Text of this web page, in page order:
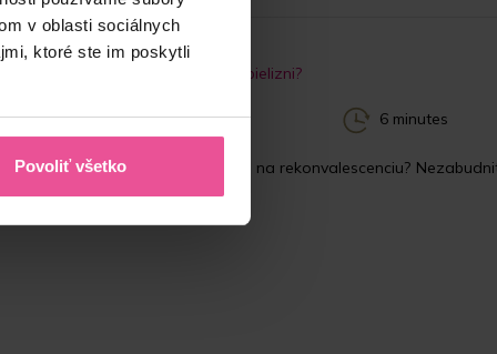
v oblasti sociálnych
ktoré ste im poskytli
Povoliť všetko
by ste mali vedieť o kompresívnej bielizni?
6 minutes
ste chirurgický zákrok a prišiel čas na rekonvalescenciu?